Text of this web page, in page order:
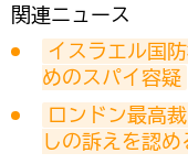
関連ニュース
イスラエル国
めのスパイ容疑
ロンドン最高
しの訴えを認め